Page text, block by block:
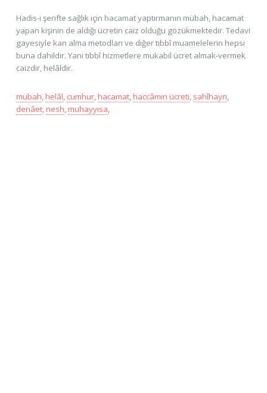
Hadis-i şerifte sağlık için hacamat yaptırmanın mübah, hacamat
yapan kişinin de aldığı ücretin caiz olduğu gözükmektedir. Tedavi
gayesiyle kan alma metodları ve diğer tıbbî muamelelerin hepsi
buna dahildir. Yani tıbbî hizmetlere mukabil ücret almak-vermek
caizdir, helâldir.
mubah,helâl, cumhur,hacamat,haccâmın ücreti, sahîhayn,
denâet,nesh,muhayyısa,